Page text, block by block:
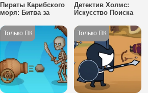
Пираты Карибского
моря: Битва за
Детектив Холмс:
Искусство Поиска